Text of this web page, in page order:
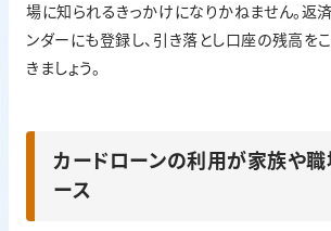
場に知られるきっかけになりかねません。返
ンダーにも登録し、引き落とし口座の残高を
きましょう。
カードローンの利用が家族や
ース